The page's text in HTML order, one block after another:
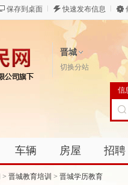
保存到桌面 快速发布信息
晋城
切换分站
信
车辆 房屋 招聘
> 晋城教育培训 > 晋城学历教育